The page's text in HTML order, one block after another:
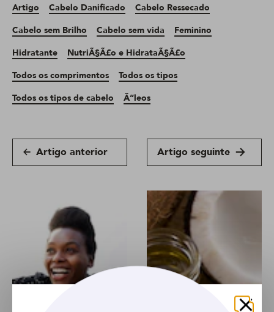
Artigo Cabelo Danificado
Cabelo Ressecado
Cabelo sem Brilho
Cabelo sem vida
Feminino
Hidratante
NutriÃ§Ã£o e HidrataÃ§Ã£o
Todos os comprimentos
Todos os tipos
Todos os tipos de cabelo
Ã“leos
Artigo anterior Artigo seguinte